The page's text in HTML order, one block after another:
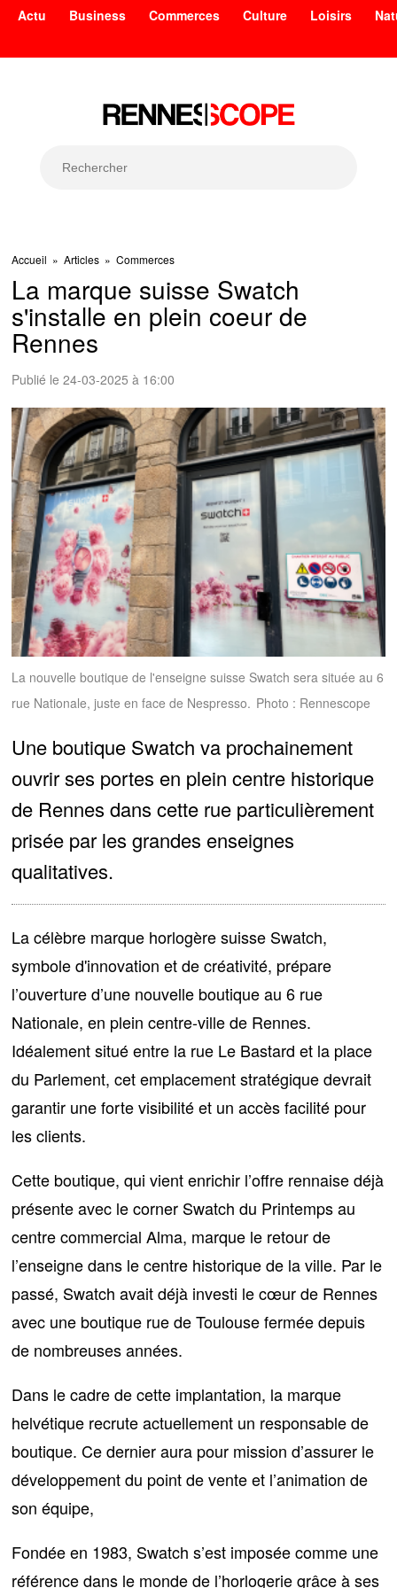
Actu Business Commerces Culture Loisirs
Accueil »Articles »Commerces
La marque suisse Swatch
s'installe en plein coeur de
Rennes
Publié le 24-03-2025 à 16:00
La nouvelle boutique de l'enseigne suisse Swatch sera située au 6
rue Nationale, juste en face de Nespresso. Photo : Rennescope
Une boutique Swatch va prochainement
ouvrir ses portes en plein centre historique
de Rennes dans cette rue particulièrement
prisée par les grandes enseignes
qualitatives.
La célèbre marque horlogère suisse Swatch,
symbole d'innovation et de créativité, prépare
l’ouverture d’une nouvelle boutique au 6 rue
Nationale, en plein centre-ville de Rennes.
Idéalement situé entre la rue Le Bastard et la place
du Parlement, cet emplacement stratégique devrait
garantir une forte visibilité et un accès facilité pour
les clients.
Cette boutique, qui vient enrichir l’offre rennaise déjà
présente avec le corner Swatch du Printemps au
centre commercial Alma, marque le retour de
l’enseigne dans le centre historique de la ville. Par le
passé, Swatch avait déjà investi le cœur de Rennes
avec une boutique rue de Toulouse fermée depuis
de nombreuses années.
Dans le cadre de cette implantation, la marque
helvétique recrute actuellement un responsable de
boutique. Ce dernier aura pour mission d’assurer le
développement du point de vente et l’animation de
son équipe,
Fondée en 1983, Swatch s’est imposée comme une
référence dans le monde de l’horlogeriegrâce à ses